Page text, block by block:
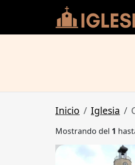
Inicio Iglesia
Mostrando del 1